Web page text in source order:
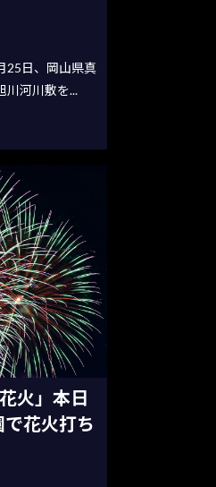
25日、岡山県真
川河川敷を...
火」本日
花火打ち